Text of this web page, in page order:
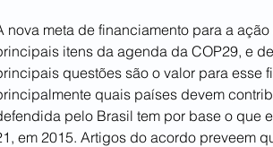
nova meta de financiamento para a
itens da agenda da COP29, e
questões são o valor para esse
quais países devem
pelo Brasil tem por base o que
em 2015. Artigos do acordo preveem